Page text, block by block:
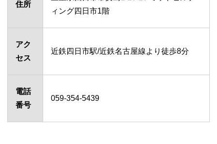
住所
ィング四日市1階
アク
セス
近鉄四日市駅/近鉄名古屋線より徒歩8分
電話
番号
059-354-5439